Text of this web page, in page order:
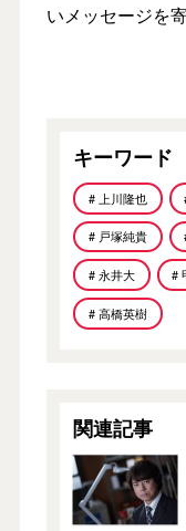
いメッセージを
キーワード
# 上川隆也
# 戸塚純貴
# 永井大 #
# 高橋英樹
関連記事